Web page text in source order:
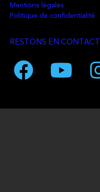
Mentions légales
Politique de confidentialité
RESTONS EN CONTACT